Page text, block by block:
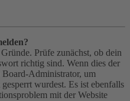
Prüfe zunächst, ob dein
richtig sind. Wenn dies der
Administrator, um
wurdest. Es ist ebenfalls
mit der Website